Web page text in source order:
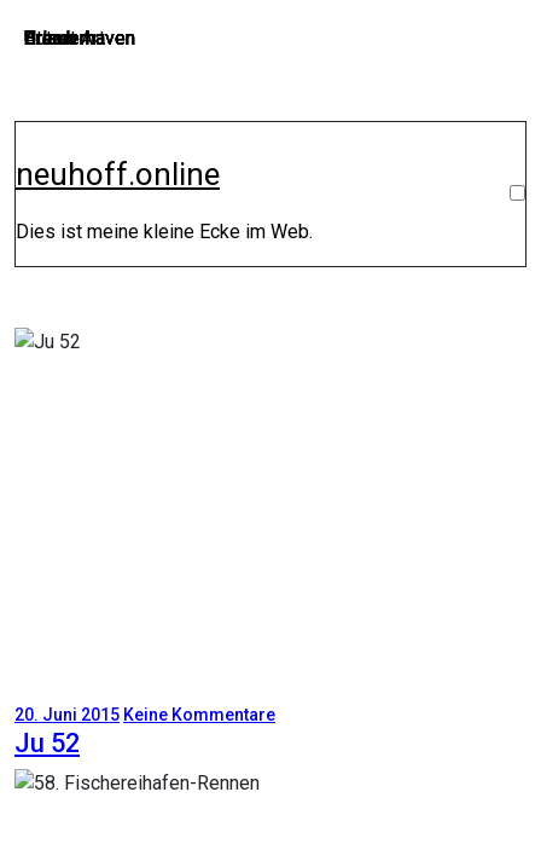
Inhalt
neuhoff.online
Dies ist meine kleine Ecke im Web.
Bremerhaven
20. Juni 2015 Keine Kommentare
Ju 52
Bremerhaven
Bremerhaven
Auto
Urlaub
Bremerhaven
Street Art
Bremerhaven
Urlaub
Urlaub
Bremerhaven
Urlaub